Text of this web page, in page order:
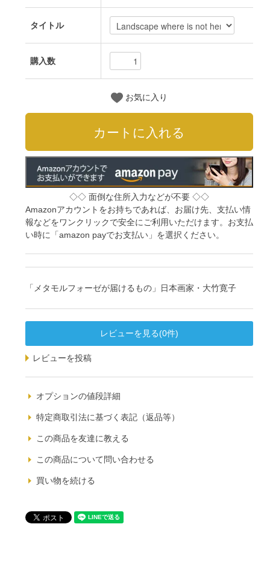
タイトル
購入数
お気に入り
◇◇ 面倒な住所入力などが不要 ◇◇
Amazonアカウントをお持ちであれば、お届け先、支払い情
報などをワンクリックで安全にご利用いただけます。お支払
い時に「amazon payでお支払い」を選択ください。
「メタモルフォーゼが届けるもの」日本画家・大竹寛子
レビューを見る(0件)
レビューを投稿
オプションの値段詳細
特定商取引法に基づく表記（返品等）
この商品を友達に教える
この商品について問い合わせる
買い物を続ける